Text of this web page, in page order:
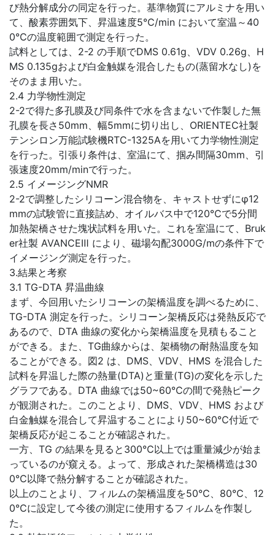
び熱分解成分の同定を行った。基準物質にアルミナを用い
て、酸素雰囲気下、昇温速度5℃/min において室温～40
0℃の温度範囲で測定を行った。
試料としては、2-2 の手順でDMS 0.61g、VDV 0.26g、H
MS 0.135gおよび白金触媒を混合したもの(蒸留水なし)を
そのまま用いた。
2.4 力学物性測定
2-2で得た多孔膜及び同条件で水を含まないで作製した無
孔膜を長さ50mm、幅5mmに切り出し、ORIENTEC社製
テンシロン万能試験機RTC-1325Aを用いて力学物性測定
を行った。引張り条件は、室温にて、掴み間隔30mm、引
張速度20mm/minで行った。
2.5 イメージングNMR
2-2で調整したシリコーン混合物を、キャストせずにφ12
mmの試験管に直接詰め、オイルバス中で120℃で5分間
加熱架橋させた塊状試料を用いた。これを室温にて、Bruk
er社製 AVANCEⅢ により、磁場勾配3000G/mの条件下で
イメージング測定を行った。
3.結果と考察
3.1 TG-DTA 昇温曲線
まず、今回用いたシリコーンの架橋温度を調べるために、
TG-DTA 測定を行った。シリコーン架橋反応は発熱反応で
あるので、DTA 曲線の変化から架橋温度を見積もること
ができる。また、TG曲線からは、架橋物の耐熱温度を知
ることができる。図2 は、DMS、VDV、HMS を混合した
試料を昇温した際の熱量(DTA)と重量(TG)の変化を示した
グラフである。DTA 曲線では50~60℃の間で発熱ピーク
が観測された。このことより、DMS、VDV、HMS および
白金触媒を混合して昇温することにより50~60℃付近で
架橋反応が起こることが確認された。
一方、TG の結果を見ると300℃以上では重量減少が始ま
っているのが窺える。よって、形成された架橋構造は30
0℃以降で熱分解することが確認された。
以上のことより、フィルムの架橋温度を50℃、80℃、12
0℃に設定して今後の測定に使用するフィルムを作製し
た。